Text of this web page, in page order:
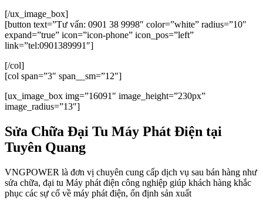
[/ux_image_box]
[button text=”Tư vấn: 0901 38 9998″ color=”white” radius=”10″
expand=”true” icon=”icon-phone” icon_pos=”left”
link=”tel:0901389991″]
[/col]
[col span=”3″ span__sm=”12″]
[ux_image_box img=”16091″ image_height=”230px”
image_radius=”13″]
Sửa Chữa Đại Tu Máy Phát Điện tại
Tuyên Quang
VNGPOWER là đơn vị chuyên cung cấp dịch vụ sau bán hàng như
sửa chữa, đại tu Máy phát điện công nghiệp giúp khách hàng khắc
phục các sự cố về máy phát điện, ổn định sản xuất